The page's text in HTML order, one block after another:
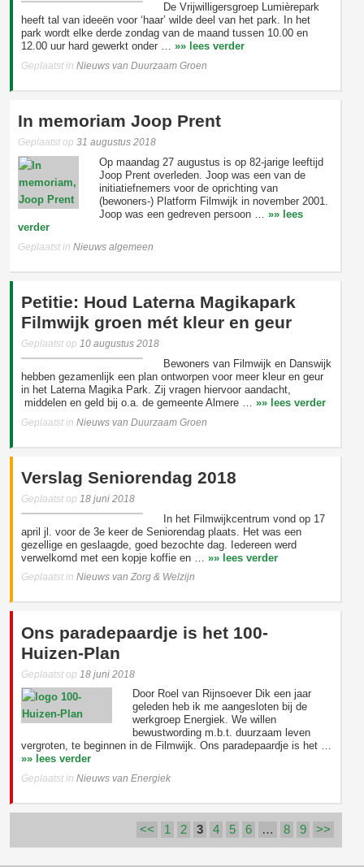
De Vrijwilligersgroep Lumièrepark
heeft tal van ideeën voor ‘haar’ wilde deel van het park. In het
park wordt elke derde zondag van de maand tussen 10.00 en
12.00 uur hard gewerkt onder … »» lees verder
Geplaatst in Nieuws van Duurzaam Groen
In memoriam Joop Prent
Geplaatst op 31 augustus 2018
Op maandag 27 augustus is op 82-jarige leeftijd
Joop Prent overleden. Joop was een van de
initiatiefnemers voor de oprichting van
(bewoners-) Platform Filmwijk in november 2001.
Joop was een gedreven persoon … »» lees
verder
Geplaatst in Nieuws algemeen
Petitie: Houd Laterna Magikapark
Filmwijk groen mét kleur en geur
Geplaatst op 10 augustus 2018
Bewoners van Filmwijk en Danswijk
hebben gezamenlijk een plan ontworpen voor meer kleur en geur
in het Laterna Magika Park. Zij vragen hiervoor aandacht,
middelen en geld bij o.a. de gemeente Almere … »» lees verder
Geplaatst in Nieuws van Duurzaam Groen
Verslag Seniorendag 2018
Geplaatst op 18 juni 2018
In het Filmwijkcentrum vond op 17
april jl. voor de 3e keer de Seniorendag plaats. Het was een
gezellige en geslaagde, goed bezochte dag. Iedereen werd
verwelkomd met een kopje koffie en … »» lees verder
Geplaatst in Nieuws van Zorg & Welzijn
Ons paradepaardje is het 100-
Huizen-Plan
Geplaatst op 18 juni 2018
Door Roel van Rijnsoever Dik een jaar
geleden heb ik me aangesloten bij de
werkgroep Energiek. We willen
bewustwording m.b.t. duurzaam leven
vergroten, te beginnen in de Filmwijk. Ons paradepaardje is het …
»» lees verder
Geplaatst in Nieuws van Energiek
Berichtnavigatie<< 1 2 3 4 5 6 … 8 9 >>